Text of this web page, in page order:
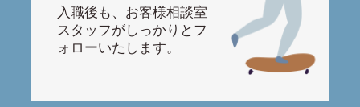
入職後も、お客様相談室
スタッフがしっかりとフ
ォローいたします。